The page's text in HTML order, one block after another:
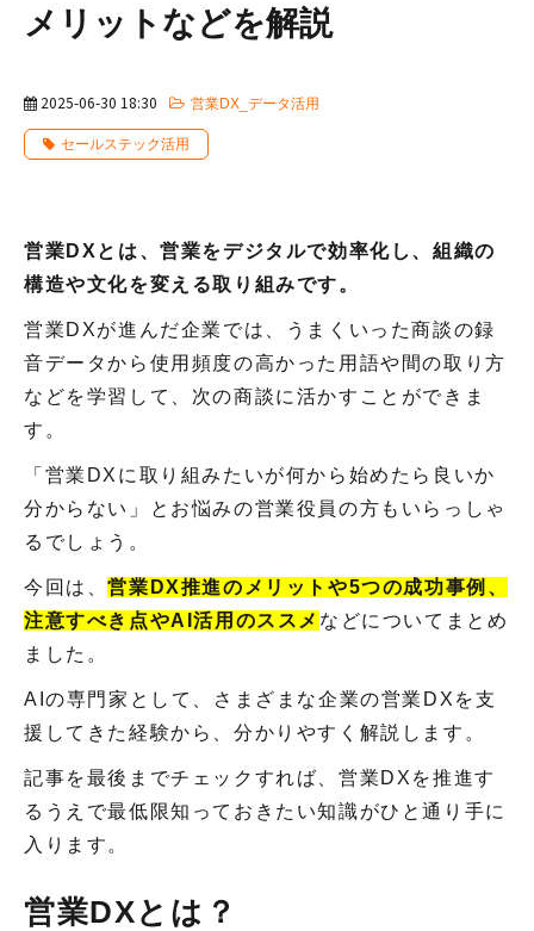
メリットなどを解説
2025-06-30 18:30 営業DX_データ活用
セールステック活用
営業DXとは、営業をデジタルで効率化し、組織の
構造や文化を変える取り組みです。
営業DXが進んだ企業では、うまくいった商談の録
音データから使用頻度の高かった用語や間の取り方
などを学習して、次の商談に活かすことができま
す。
「営業DXに取り組みたいが何から始めたら良いか
分からない」とお悩みの営業役員の方もいらっしゃ
るでしょう。
今回は、営業DX推進のメリットや5つの成功事例、
注意すべき点やAI活用のススメ などについてまとめ
ました。
AIの専門家として、さまざまな企業の営業DXを支
援してきた経験から、分かりやすく解説します。
記事を最後までチェックすれば、営業DXを推進す
るうえで最低限知っておきたい知識がひと通り手に
入ります。
営業DXとは？